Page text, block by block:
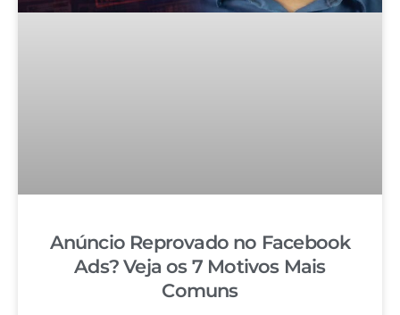
Anúncio Reprovado no Facebook
Ads? Veja os 7 Motivos Mais
Comuns